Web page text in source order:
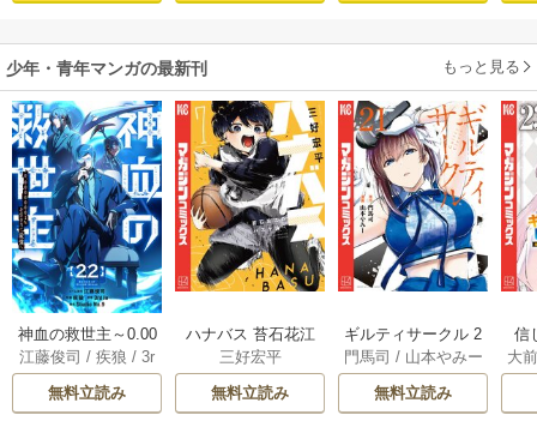
少年・青年マンガの最新刊 もっと見る
神血の救世主～0.00
000001％を引き当
て最強へ～【電子
書籍特典付】 22巻
江藤俊司 /疾狼 /3r
Studio No.9
無料立読み
ハナバス 苔石花江
のバスケ論 7巻
三好宏平
無料立読み
ギルティサークル 2
1巻
門馬司 / 山本やみー
無料立読み
信
に
大